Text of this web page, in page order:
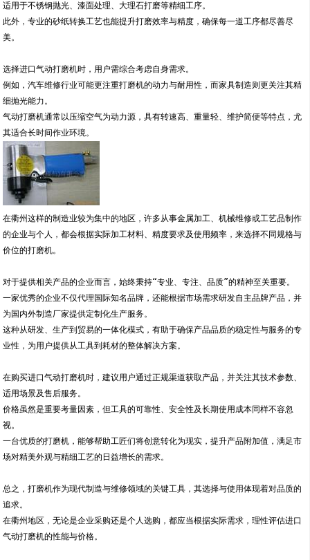
适用于不锈钢抛光、漆面处理、大理石打磨等精细工序。
此外，专业的砂纸转换工艺也能提升打磨效率与精度，确保每一道工序都尽善尽
美。
选择进口气动打磨机时，用户需综合考虑自身需求。
例如，汽车维修行业可能更注重打磨机的动力与耐用性，而家具制造则更关注其精
细抛光能力。
气动打磨机通常以压缩空气为动力源，具有转速高、重量轻、维护简便等特点，尤
其适合长时间作业环境。
在衢州这样的制造业较为集中的地区，许多从事金属加工、机械维修或工艺品制作
的企业与个人，都会根据实际加工材料、精度要求及使用频率，来选择不同规格与
价位的打磨机。
对于提供相关产品的企业而言，始终秉持“专业、专注、品质”的精神至关重要。
一家优秀的企业不仅代理国际知名品牌，还能根据市场需求研发自主品牌产品，并
为国内外制造厂家提供定制化生产服务。
这种从研发、生产到贸易的一体化模式，有助于确保产品品质的稳定性与服务的专
业性，为用户提供从工具到耗材的整体解决方案。
在购买进口气动打磨机时，建议用户通过正规渠道获取产品，并关注其技术参数、
适用场景及售后服务。
价格虽然是重要考量因素，但工具的可靠性、安全性及长期使用成本同样不容忽
视。
一台优质的打磨机，能够帮助工匠们将创意转化为现实，提升产品附加值，满足市
场对精美外观与精细工艺的日益增长的需求。
总之，打磨机作为现代制造与维修领域的关键工具，其选择与使用体现着对品质的
追求。
在衢州地区，无论是企业采购还是个人选购，都应当根据实际需求，理性评估进口
气动打磨机的性能与价格。